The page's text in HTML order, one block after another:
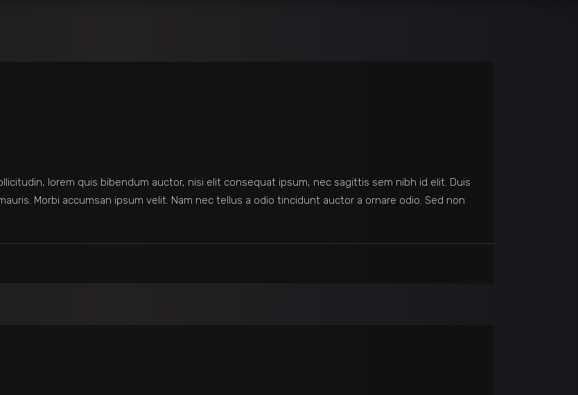
lorem quis bibendum auctor, nisi elit consequat ipsum, nec sagittis sem nibh id elit. Duis
Morbi accumsan ipsum velit. Nam nec tellus a odio tincidunt auctor a ornare odio. Sed non